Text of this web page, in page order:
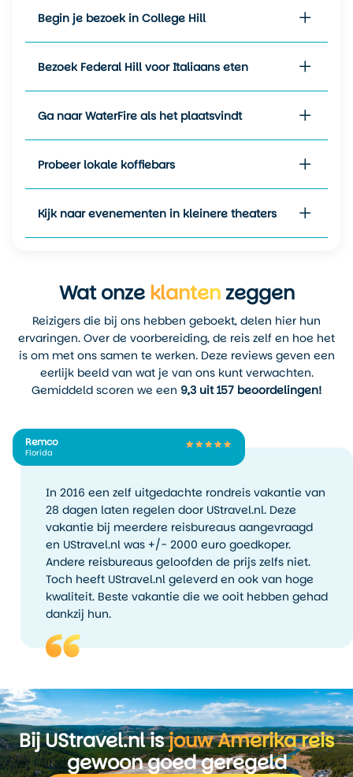
oktober) is een geliefde tijd
door de combinatie van
temperaturen van10 tot 22
gradenen herfstkleuren in de
parken en langs de rivier.
Dewinter(november tot
met temperaturen van net
onder nul tot rond de8
graden. Er kan sneeuw vallen,
wat de stad een andere sfeer
geeft, vooral rond de
Begin je bezoek in College Hill
Bezoek Federal Hill voor Italiaans eten
Ga naar WaterFire als het plaatsvindt
Probeer lokale koffiebars
Kijk naar evenementen in kleinere theaters
Wat onzeklantenzeggen
Reizigers die bij ons hebben geboekt, delen hier hun
ervaringen. Over de voorbereiding, de reis zelf en hoe het
is om met ons samen te werken. Deze reviews geven een
eerlijk beeld van wat je van ons kunt verwachten.
Gemiddeld scoren we een 9,3 uit 157 beoordelingen!
Remco
Florida
In 2016 een zelf uitgedachte rondreis vakantie van
28 dagen laten regelen door UStravel.nl. Deze
vakantie bij meerdere reisbureaus aangevraagd
en UStravel.nl was +/- 2000 euro goedkoper.
Andere reisbureaus geloofden de prijs zelfs niet.
Toch heeft UStravel.nl geleverd en ook van hoge
kwaliteit. Beste vakantie die we ooit hebben gehad
dankzij hun.
Bij UStravel.nl isjouw Amerika reis
gewoon goed geregeld